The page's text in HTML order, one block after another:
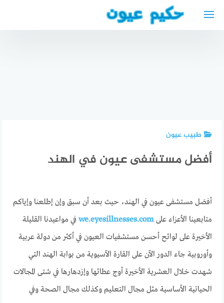
طبيب عيون
أفضل مستشفى عيون في الهند
أفضل مستشفى عيون في الهند، حيث بعد أن سبق وإن إطلعنا وإياكم
متابعينا الأعزاء علىwe.eyesillnesses.com في مواعيدنا القليلة
الأخيرة على لوائح أحسن مستشفيات العيون في أكثر من دولة عربية
وأوروبية جاء الدور الآن على القارة الآسيوية من بوابة الهند التي
شهدت خلال العشرية الأخيرة أوج عطائها وإزدهارها في شتى المجالات
الحياتية الأساسية مثل مجال التعليم وكذلك مجال الصحة وفي